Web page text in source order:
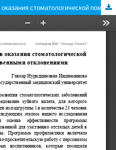
Совершенствование методов оказания стоматологической помощи детям с умственными отклонениями